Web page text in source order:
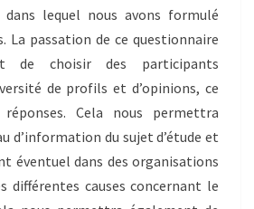
dans lequel nous avons formulé
La passation de ce questionnaire
de choisir des participants
de profils et d’opinions, ce
Cela nous permettra
d’information du sujet d’étude et
éventuel dans des organisations
différentes causes concernant le